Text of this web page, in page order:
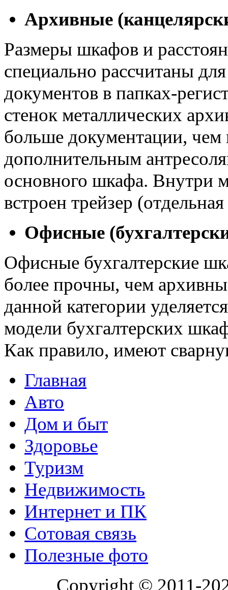
Архивные
Размеры шкафов и
специально рассчитаны
документов в папках-
стенок металлических
больше документации, чем
дополнительным
основного шкафа. Внутри
встроен трейзер
Офисные
Офисные бухгалтерские
более прочны, чем
данной категории
модели бухгалтерских
Как правило, имеют
Главная
Авто
Дом и быт
Здоровье
Туризм
Недвижимость
Интернет и ПК
Сотовая связь
Полезные фото
Copyright © 2011-